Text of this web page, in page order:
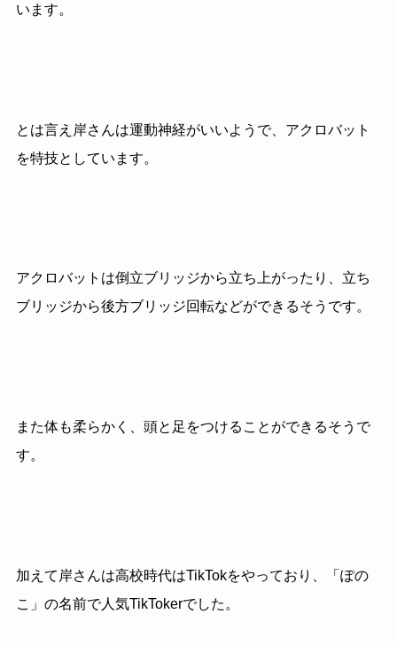
います。
とは言え岸さんは運動神経がいいようで、アクロバット
を特技としています。
アクロバットは倒立ブリッジから立ち上がったり、立ち
ブリッジから後方ブリッジ回転などができるそうです。
また体も柔らかく、頭と足をつけることができるそうで
す。
加えて岸さんは高校時代はTikTokをやっており、「ぽの
こ」の名前で人気TikTokerでした。